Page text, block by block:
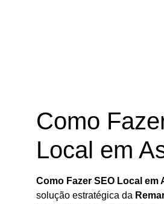
Como
Local em
Como Fazer SEO Local em
solução estratégica da